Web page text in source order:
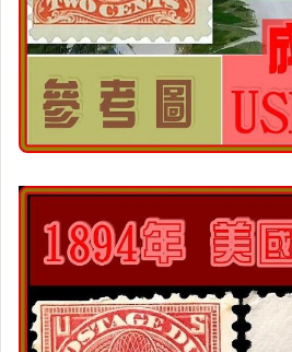
家電與影音視聽